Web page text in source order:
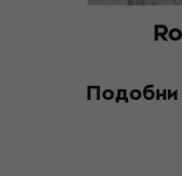
Подобни